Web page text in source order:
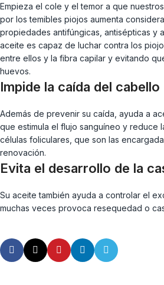
Empieza el cole y el temor a que
por los temibles piojos aumenta
propiedades antifúngicas, antisépticas y
aceite es capaz de luchar contra los
entre ellos y la fibra capilar y evitando
huevos.
Impide la caída del cabello
Además de prevenir su caída, ayuda a
que estimula el flujo sanguíneo y reduce
células foliculares, que son las
renovación.
Evita el desarrollo de la
Su aceite también ayuda a controlar el
muchas veces provoca resequedad o